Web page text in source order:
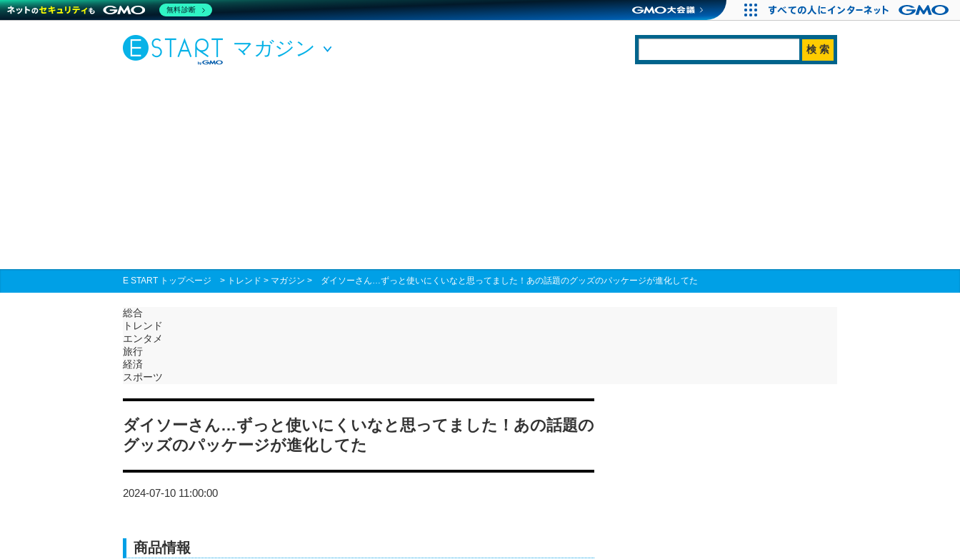
マガジン
E START トップページ > トレンド > マガジン > ダイソーさん…ずっと使いにくいなと思ってました！あの話題のグッズのパッケージが進化してた
総合
トレンド
エンタメ
旅行
経済
スポーツ
ダイソーさん…ずっと使いにくいなと思ってました！あの話題の
グッズのパッケージが進化してた
2024-07-10 11:00:00
商品情報
無料診断